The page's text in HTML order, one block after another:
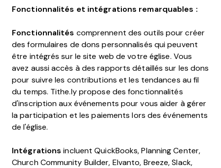
Fonctionnalités et intégrations remarquables :
Fonctionnalités comprennent des outils pour créer
des formulaires de dons personnalisés qui peuvent
être intégrés sur le site web de votre église. Vous
avez aussi accès à des rapports détaillés sur les dons
pour suivre les contributions et les tendances au fil
du temps. Tithe.ly propose des fonctionnalités
d'inscription aux événements pour vous aider à gérer
la participation et les paiements lors des événements
de l'église.
Intégrations incluent QuickBooks, Planning Center,
Church Community Builder, Elvanto, Breeze, Slack,